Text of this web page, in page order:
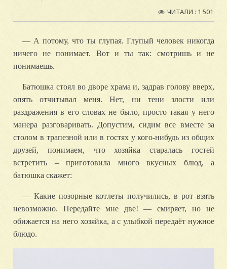
ЧИТАЛИ : 1 501
— А потому, что ты глупая. Глупый человек никогда
ничего не понимает. Вот и ты так: смотришь и не
понимаешь.
Батюшка стоял во дворе храма и, задрав голову вверх,
опять отчитывал меня. Нет, ни тени злости или
раздражения в его словах не было, просто такая у него
манера разговаривать. Допустим, сидим все вместе за
столом в трапезной или в гостях у кого-нибудь из общих
друзей, понимаем, что хозяйка старалась гостей
встретить – приготовила много вкусных блюд, а
батюшка скажет:
— Какие позорные котлеты получились, в рот взять
невозможно. Передайте мне две! — смиряет, но не
обижается на него хозяйка, а с улыбкой передаёт нужное
блюдо.